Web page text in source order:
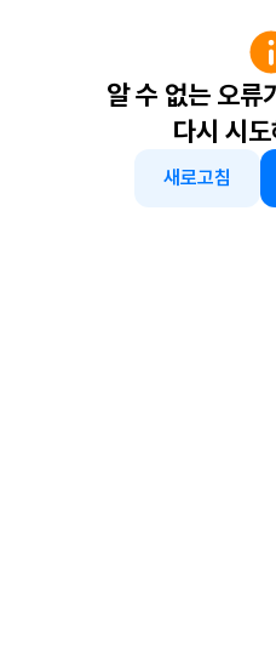
알 수 없는 오류
다시 시
새로고침